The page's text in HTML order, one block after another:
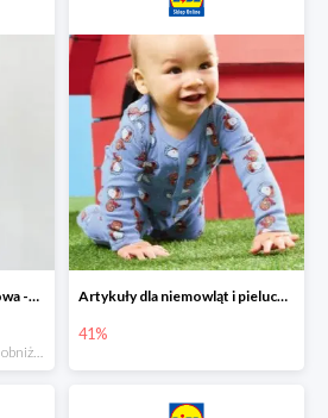
ESMARA® Sukienka ciążowa -79% Artykuły dla niemowląt i pieluchy w Lidlu Online do -41%
41%